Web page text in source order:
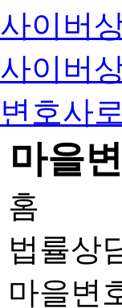
사이버
사이버
변호사
마을
홈
법률상
마을변